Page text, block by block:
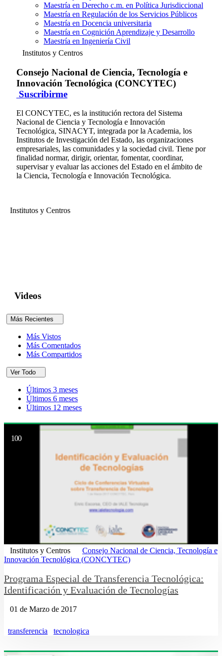
Maestría en Derecho c.m. en Política Jurisdiccional
Maestría en Regulación de los Servicios Públicos
Maestría en Docencia universitaria
Maestría en Cognición Aprendizaje y Desarrollo
Maestría en Ingeniería Civil
Institutos y Centros
Consejo Nacional de Ciencia, Tecnología e
Innovación Tecnológica (CONCYTEC)
Suscribirme
El CONCYTEC, es la institución rectora del Sistema
Nacional de Ciencia y Tecnología e Innovación
Tecnológica, SINACYT, integrada por la Academia, los
Institutos de Investigación del Estado, las organizaciones
empresariales, las comunidades y la sociedad civil. Tiene por
finalidad normar, dirigir, orientar, fomentar, coordinar,
supervisar y evaluar las acciones del Estado en el ámbito de
la Ciencia, Tecnología e Innovación Tecnológica.
Institutos y Centros
Videos
Más Recientes
Más Vistos
Más Comentados
Más Compartidos
Ver Todo
Últimos 3 meses
Últimos 6 meses
Últimos 12 meses
100
Institutos y Centros
Consejo Nacional de Ciencia, Tecnología e
Innovación Tecnológica (CONCYTEC)
Programa Especial de Transferencia Tecnológica:
Identificación y Evaluación de Tecnologías
01 de Marzo de 2017
transferencia tecnologica